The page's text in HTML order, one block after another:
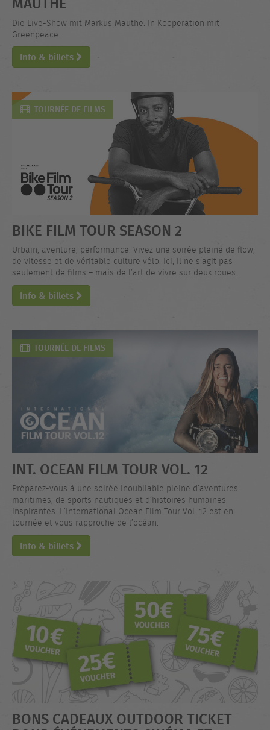
Die Live-Show mit Markus Mauthe. In Kooperation mit
Greenpeace.
Info & billets
TOURNÉE DE FILMS
BIKE FILM TOUR SEASON 2
Urbain, aventure, performance. Vivez une soirée pleine de flow,
de vitesse et de véritable culture vélo. Ici, il ne s’agit pas
seulement de films – mais de l’art de vivre sur deux roues.
Info & billets
TOURNÉE DE FILMS
INT. OCEAN FILM TOUR VOL. 12
Préparez-vous à une soirée inoubliable pleine d’aventures
maritimes, de sports nautiques et d’histoires humaines
inspirantes. L’International Ocean Film Tour Vol. 12 est en
tournée et vous rapproche de l’océan.
Info & billets
BONS CADEAUX OUTDOOR TICKET